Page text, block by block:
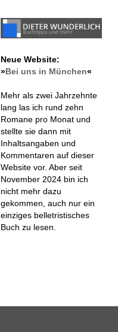
Neue Website:
»Bei uns in München«
Mehr als zwei Jahrzehnte
lang las ich rund zehn
Romane pro Monat und
stellte sie dann mit
Inhaltsangaben und
Kommentaren auf dieser
Website vor. Aber seit
November 2024 bin ich
nicht mehr dazu
gekommen, auch nur ein
einziges belletristisches
Buch zu lesen.